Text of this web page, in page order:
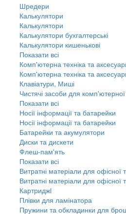
Шредери
Калькулятори
Калькулятори
Калькулятори бухгалтерські
Калькулятори кишенькові
Показати всі
Комп'ютерна техніка та
Комп'ютерна техніка та
Клавіатури, Миші
Чистячі засоби для комп'ютерної
Показати всі
Носії інформації та батарейки
Носії інформації та батарейки
Батарейки та акумулятори
Диски та дискети
Флеш-пам'ять
Показати всі
Витратні матеріали для офісної
Витратні матеріали для офісної
Картриджi
Плівки для ламінатора
Пружини та обкладинки для